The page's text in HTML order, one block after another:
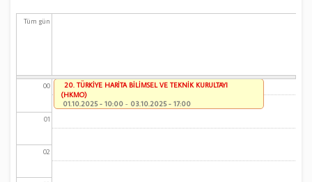
Tüm gün
00
01
02
20. TÜRKİYE HARİTA BİLİMSEL VE TEKNİK KURULTAYI
(HKMO)
01.10.2025 - 10:00 - 03.10.2025 - 17:00